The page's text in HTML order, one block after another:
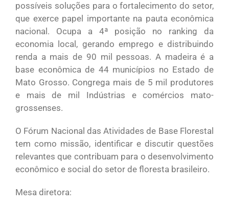
possíveis soluções para o fortalecimento do setor,
que exerce papel importante na pauta econômica
nacional. Ocupa a 4ª posição no ranking da
economia local, gerando emprego e distribuindo
renda a mais de 90 mil pessoas. A madeira é a
base econômica de 44 municípios no Estado de
Mato Grosso. Congrega mais de 5 mil produtores
e mais de mil Indústrias e comércios mato-
grossenses.
O Fórum Nacional das Atividades de Base Florestal
tem como missão, identificar e discutir questões
relevantes que contribuam para o desenvolvimento
econômico e social do setor de floresta brasileiro.
Mesa diretora: